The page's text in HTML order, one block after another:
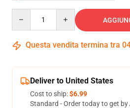
Questa vendita termina tra
Deliver to United States
Cost to ship:$6.99
Standard - Order today to get by